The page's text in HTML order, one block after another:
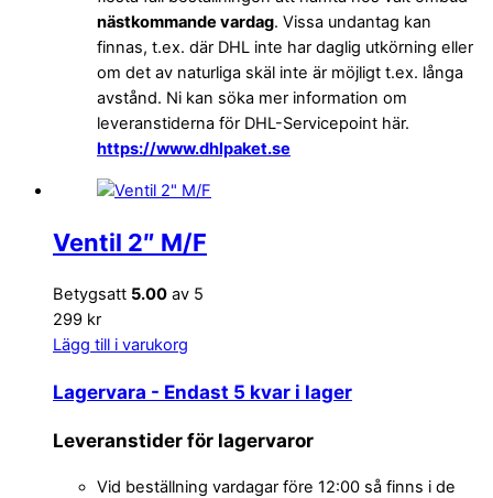
nästkommande vardag. Vissa undantag kan
finnas, t.ex. där DHL inte har daglig utkörning eller
om det av naturliga skäl inte är möjligt t.ex. långa
avstånd. Ni kan söka mer information om
leveranstiderna för DHL-Servicepoint här.
https://www.dhlpaket.se
Ventil 2″ M/F
Betygsatt 5.00 av 5
299 kr
Lägg till i varukorg
Lagervara - Endast 5 kvar i lager
Leveranstider för lagervaror
Vid beställning vardagar före 12:00 så finns i de